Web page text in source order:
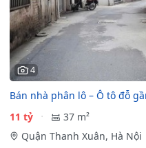
4
Bán nhà phân lô – Ô tô đỗ
11 tỷ
37 m²
Quận Thanh Xuân, Hà Nội